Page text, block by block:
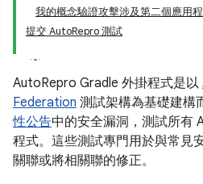
我的概念驗證攻擊涉及第二個應用
提交 AutoRepro 測試
AutoRepro Gradle 外掛程式是以
Federation 測試架構為基礎建構
性公告中的安全漏洞，測試所有
程式。這些測試專門用於與常見
關聯或將相關聯的修正。